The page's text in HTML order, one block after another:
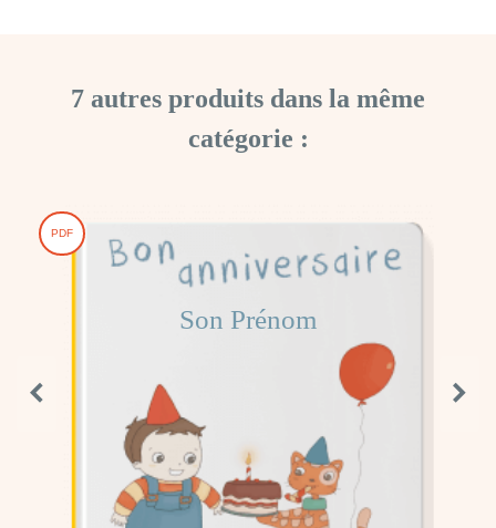
7 autres produits dans la même
catégorie :
PDF
Son Prénom